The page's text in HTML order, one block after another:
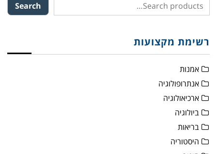
Search
רשימת מקצועות
אמנות
אנתרופולוגיה
ארכיאולוגיה
ביולוגיה
בריאות
היסטוריה